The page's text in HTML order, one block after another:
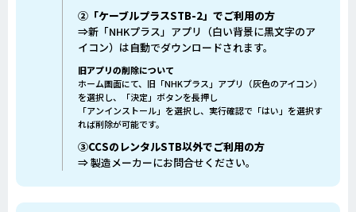
②「ケーブルプラスSTB-2」でご利用の方
⇒新「NHKプラス」アプリ（白い背景に黒文字のア
イコン）は自動でダウンロードされます。
旧アプリの削除について
ホーム画面にて、旧「NHKプラス」アプリ（灰色のアイコン）
を選択し、「決定」ボタンを長押し
「アンインストール」を選択し、実行確認で「はい」を選択す
れば削除が可能です。
③CCSのレンタルSTB以外でご利用の方
⇒ 製造メーカーにお問合せください。